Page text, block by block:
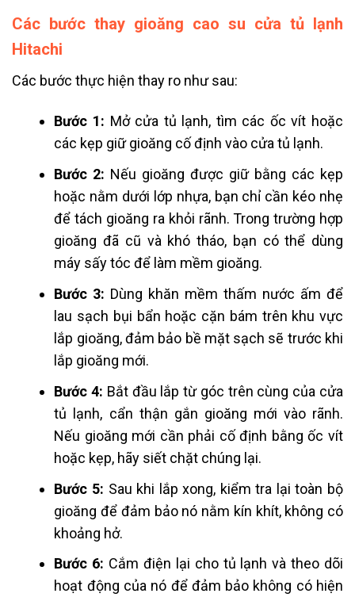
Các bước thay gioăng cao su cửa tủ lạnh
Hitachi
Các bước thực hiện thay ro như sau:
Bước 1: Mở cửa tủ lạnh, tìm các ốc vít hoặc
các kẹp giữ gioăng cố định vào cửa tủ lạnh.
Bước 2: Nếu gioăng được giữ bằng các kẹp
hoặc nằm dưới lớp nhựa, bạn chỉ cần kéo nhẹ
để tách gioăng ra khỏi rãnh. Trong trường hợp
gioăng đã cũ và khó tháo, bạn có thể dùng
máy sấy tóc để làm mềm gioăng.
Bước 3: Dùng khăn mềm thấm nước ấm để
lau sạch bụi bẩn hoặc cặn bám trên khu vực
lắp gioăng, đảm bảo bề mặt sạch sẽ trước khi
lắp gioăng mới.
Bước 4: Bắt đầu lắp từ góc trên cùng của cửa
tủ lạnh, cẩn thận gắn gioăng mới vào rãnh.
Nếu gioăng mới cần phải cố định bằng ốc vít
hoặc kẹp, hãy siết chặt chúng lại.
Bước 5: Sau khi lắp xong, kiểm tra lại toàn bộ
gioăng để đảm bảo nó nằm kín khít, không có
khoảng hở.
Bước 6: Cắm điện lại cho tủ lạnh và theo dõi
hoạt động của nó để đảm bảo không có hiện